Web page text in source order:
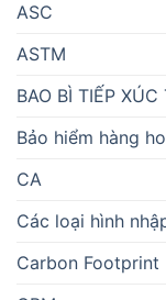
ASC
ASTM
BAO BÌ TIẾP
Bảo hiểm hàng
CA
Các loại hình
Carbon Footprint